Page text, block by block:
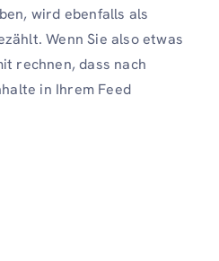
wird ebenfalls als
Wenn Sie also etwas
rechnen, dass nach
in Ihrem Feed